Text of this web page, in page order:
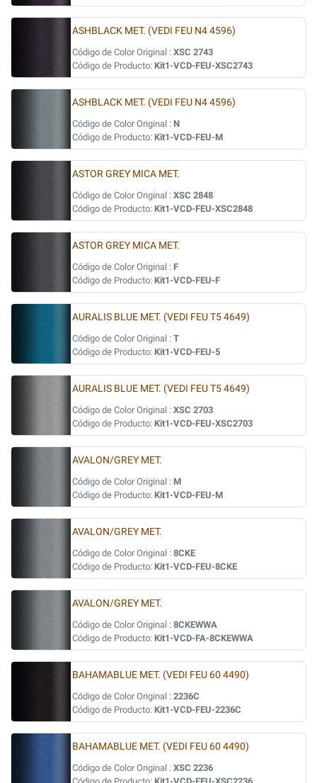
ASHBLACK MET. (VEDI FEU N4 4596)
Código de Color Original : XSC 2743
Código de Producto: Kit1-VCD-FEU-XSC2743
ASHBLACK MET. (VEDI FEU N4 4596)
Código de Color Original : N
Código de Producto: Kit1-VCD-FEU-M
ASTOR GREY MICA MET.
Código de Color Original : XSC 2848
Código de Producto: Kit1-VCD-FEU-XSC2848
ASTOR GREY MICA MET.
Código de Color Original : F
Código de Producto: Kit1-VCD-FEU-F
AURALIS BLUE MET. (VEDI FEU T5 4649)
Código de Color Original : T
Código de Producto: Kit1-VCD-FEU-5
AURALIS BLUE MET. (VEDI FEU T5 4649)
Código de Color Original : XSC 2703
Código de Producto: Kit1-VCD-FEU-XSC2703
AVALON/GREY MET.
Código de Color Original : M
Código de Producto: Kit1-VCD-FEU-M
AVALON/GREY MET.
Código de Color Original : 8CKE
Código de Producto: Kit1-VCD-FEU-8CKE
AVALON/GREY MET.
Código de Color Original : 8CKEWWA
Código de Producto: Kit1-VCD-FA-8CKEWWA
BAHAMABLUE MET. (VEDI FEU 60 4490)
Código de Color Original : 2236C
Código de Producto: Kit1-VCD-FEU-2236C
BAHAMABLUE MET. (VEDI FEU 60 4490)
Código de Color Original : XSC 2236